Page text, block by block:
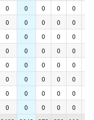
0 0 0 0 0
0 0 0 0 0
0 0 0 0 0
0 0 0 0 0
0 0 0 0 0
0 0 0 0 0
0 0 0 0 0
0 0 0 0 0
0 0 0 0 0
0 0 0 0 0
0 0 0 0 0
0 0 0 0 0
0 0 0 0 0
0 0 0 0 0
0 0 0 0 0
0 0 0 0 0
0 0 0 0 0
0 0 0 0 0
0 0 0 0 0
0 0 0 0 0
0 0 0 0 0
0 0 0 0 0
0 0 0 0 0
0 0 0 0 0
0 0 0 0 0
0 0 0 0 0
0 0 0 0 0
0 0 0 0 0
0 0 0 0 0
0 0 0 0 0
0 0 0 0 0
0 0 0 0 0